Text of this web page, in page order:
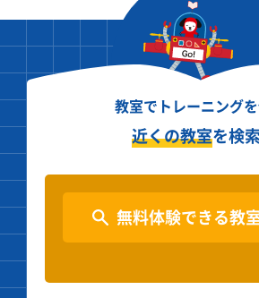
教室でトレーニング
近くの教室を検索
無料体験できる教